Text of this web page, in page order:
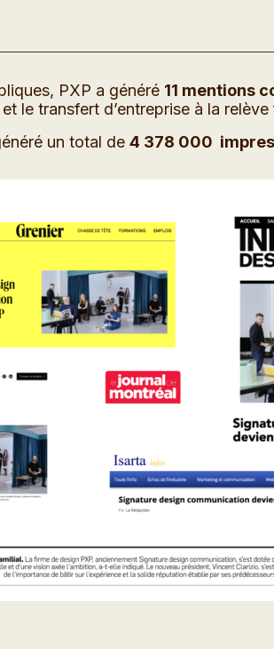
PXP a généré 11 mentions
le transfert d’entreprise à la relève
un total de 4 378 000 i